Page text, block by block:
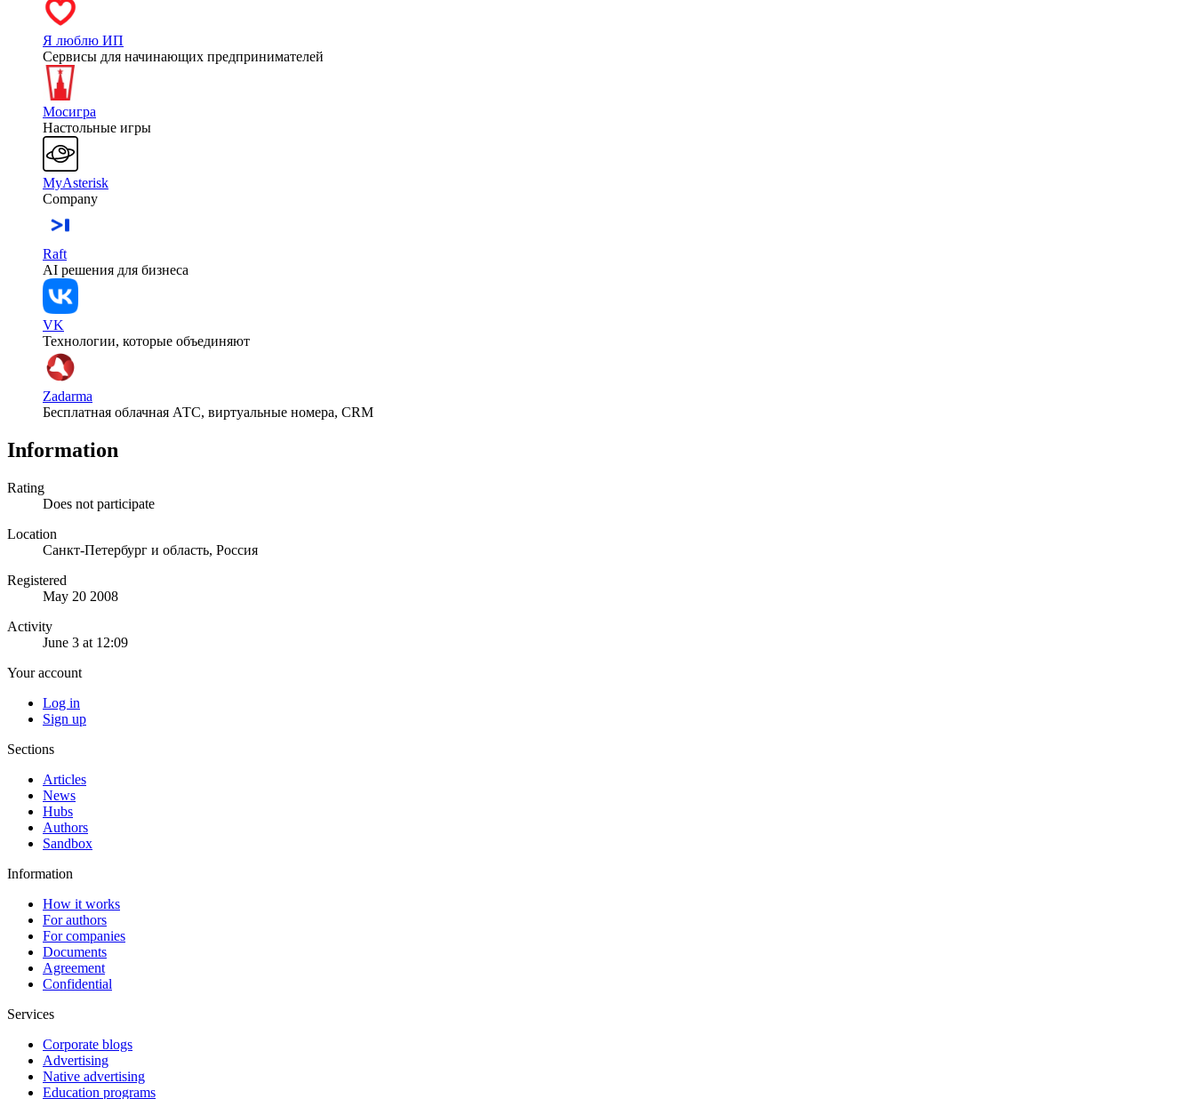
Я люблю ИП
Сервисы для начинающих предпринимателей
Мосигра
Настольные игры
MyAsterisk
Company
Raft
AI решения для бизнеса
VK
Технологии, которые объединяют
Zadarma
Бесплатная облачная АТС, виртуальные номера, CRM
Information
Rating
Does not participate
Location
Санкт-Петербург и область, Россия
Registered
May 20 2008
Activity
June 3 at 12:09
Your account
Log in
Sign up
Sections
Articles
News
Hubs
Authors
Sandbox
Information
How it works
For authors
For companies
Documents
Agreement
Confidential
Services
Corporate blogs
Advertising
Native advertising
Education programs